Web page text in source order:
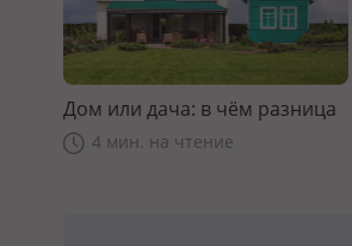
Дом или дача: в чём разница
4 мин. на чтение